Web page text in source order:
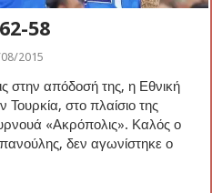
58
2015
στην απόδοσή της, η Εθνική
στο πλαίσιο της
«Ακρόπολις». Καλός ο
δεν αγωνίστηκε ο